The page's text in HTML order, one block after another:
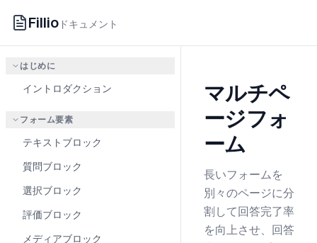
Fillio ドキュメント
はじめに
イントロダクション
フォーム要素
テキストブロック
質問ブロック
選択ブロック
評価ブロック
メディアブロック
マルチペ
ージフォ
ーム
長いフォームを
別々のページに分
割して回答完了率
を向上させ、回答